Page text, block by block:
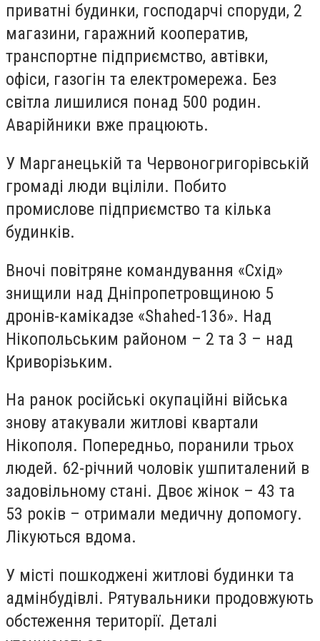
приватні будинки, господарчі споруди, 2
магазини, гаражний кооператив,
транспортне підприємство, автівки,
офіси, газогін та електромережа. Без
світла лишилися понад 500 родин.
Аварійники вже працюють.
У Марганецькій та Червоногригорівській
громаді люди вціліли. Побито
промислове підприємство та кілька
будинків.
Вночі повітряне командування «Схід»
знищили над Дніпропетровщиною 5
дронів-камікадзе «Shahed-136». Над
Нікопольським районом – 2 та 3 – над
Криворізьким.
На ранок російські окупаційні війська
знову атакували житлові квартали
Нікополя. Попередньо, поранили трьох
людей. 62-річний чоловік ушпиталений в
задовільному стані. Двоє жінок – 43 та
53 років – отримали медичну допомогу.
Лікуються вдома.
У місті пошкоджені житлові будинки та
адмінбудівлі. Рятувальники продовжують
обстеження території. Деталі